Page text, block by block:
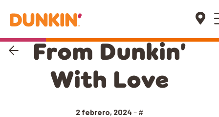
From Dunkin’
With Love
2 febrero, 2024 – #